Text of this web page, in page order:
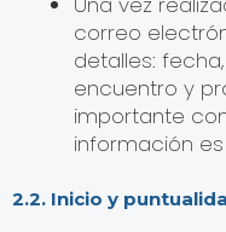
correo
detalles:
encuentro y
importante
información
2.2. Inicio y